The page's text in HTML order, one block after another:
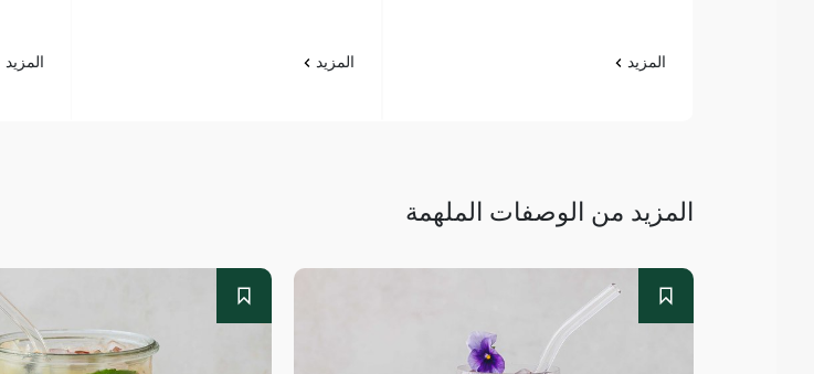
المزيد المزيد المزيد
المزيد من الوصفات الملهمة